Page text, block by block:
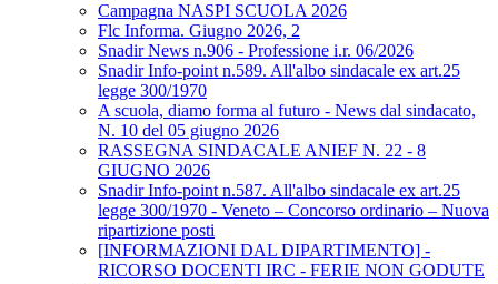
Campagna NASPI SCUOLA 2026
Flc Informa. Giugno 2026, 2
Snadir News n.906 - Professione i.r. 06/2026
Snadir Info-point n.589. All'albo sindacale ex art.25
legge 300/1970
A scuola, diamo forma al futuro - News dal sindacato,
N. 10 del 05 giugno 2026
RASSEGNA SINDACALE ANIEF N. 22 - 8
GIUGNO 2026
Snadir Info-point n.587. All'albo sindacale ex art.25
legge 300/1970 - Veneto – Concorso ordinario – Nuova
ripartizione posti
[INFORMAZIONI DAL DIPARTIMENTO] -
RICORSO DOCENTI IRC - FERIE NON GODUTE